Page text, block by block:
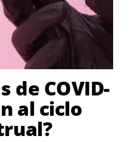
de COVID-
al ciclo